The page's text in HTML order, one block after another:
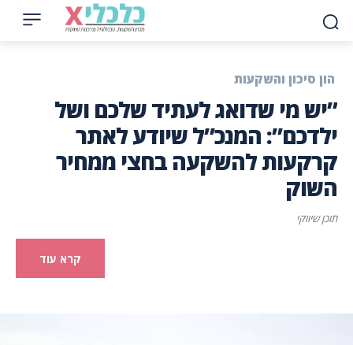
הון סיכון והשקעות
”יש מי שדואג לעתיד שלכם ושל
ילדכם”: המנכ”ל שיודע לאתר
קרקעות להשקעה בחצי ממחיר
השוק
תוכן שיווקי
קרא עוד